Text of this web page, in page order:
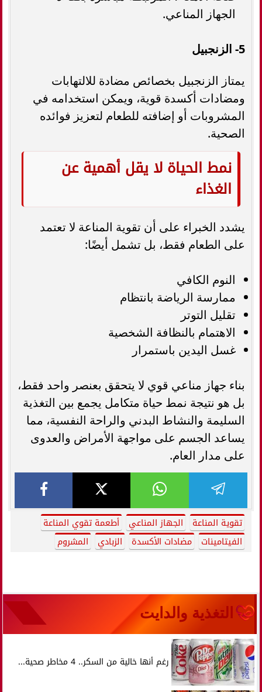
الجهاز المناعي.
5- الزنجبيل
يمتاز الزنجبيل بخصائص مضادة للالتهابات
ومضادات أكسدة قوية، ويمكن استخدامه في
المشروبات أو إضافته للطعام لتعزيز فوائده
الصحية.
نمط الحياة لا يقل أهمية عن
الغذاء
يشدد الخبراء على أن تقوية المناعة لا تعتمد
على الطعام فقط، بل تشمل أيضًا:
النوم الكافي
ممارسة الرياضة بانتظام
تقليل التوتر
الاهتمام بالنظافة الشخصية
غسل اليدين باستمرار
بناء جهاز مناعي قوي لا يتحقق بعنصر واحد فقط،
بل هو نتيجة نمط حياة متكامل يجمع بين التغذية
السليمة والنشاط البدني والراحة النفسية، مما
يساعد الجسم على مواجهة الأمراض والعدوى
على مدار العام.
تقوية المناعة الجهاز المناعي
أطعمة تقوي المناعة
الفيتامينات
مضادات الأكسدة الزبادي المشروم
التغذية والدايت
رغم أنها خالية من السكر.. 4 مخاطر صحية...